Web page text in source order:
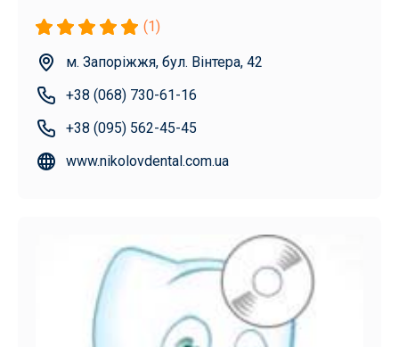
(1)
м. Запоріжжя, бул. Вінтера, 42
+38 (068) 730-61-16
+38 (095) 562-45-45
www.nikolovdental.com.ua